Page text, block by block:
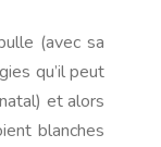
(avec sa
qu’il peut
et alors
blanches